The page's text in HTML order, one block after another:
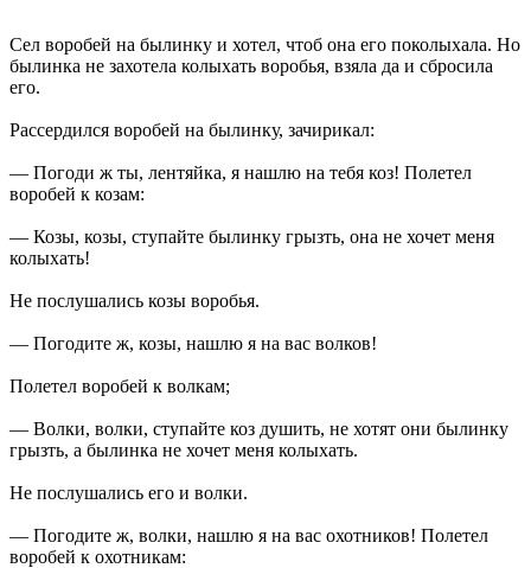
Сел воробей на былинку и хотел, чтоб она его поколыхала. Но
былинка не захотела колыхать воробья, взяла да и сбросила
его.
Рассердился воробей на былинку, зачирикал:
— Погоди ж ты, лентяйка, я нашлю на тебя коз! Полетел
воробей к козам:
— Козы, козы, ступайте былинку грызть, она не хочет меня
колыхать!
Не послушались козы воробья.
— Погодите ж, козы, нашлю я на вас волков!
Полетел воробей к волкам;
— Волки, волки, ступайте коз душить, не хотят они былинку
грызть, а былинка не хочет меня колыхать.
Не послушались его и волки.
— Погодите ж, волки, нашлю я на вас охотников! Полетел
воробей к охотникам: